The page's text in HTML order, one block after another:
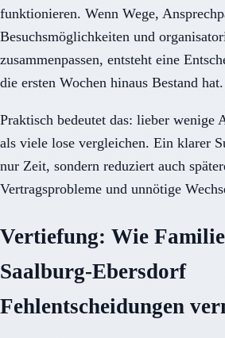
funktionieren. Wenn Wege,
Besuchsmöglichkeiten und
zusammenpassen, entsteht eine
die ersten Wochen hinaus Bestand hat.
Praktisch bedeutet das: lieber wenige
als viele lose vergleichen. Ein klarer
nur Zeit, sondern reduziert auch
Vertragsprobleme und unnötige
Vertiefung: Wie
Saalburg-Ebersdorf
Fehlentscheidungen